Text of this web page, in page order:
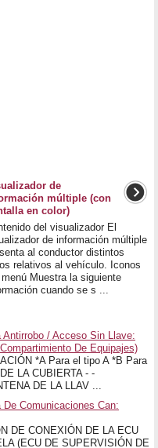
de
múltiple (con
en color)
del visualizador El
de información múltiple
al conductor distintos
relativos al vehículo. Iconos
Muestra la siguiente
cuando se s ...
/ Acceso Sin Llave:
De Equipajes)
*A Para el tipo A *B Para
LA CUBIERTA - -
DE LA LLAV ...
Comunicaciones Can:
DE CONEXIÓN DE LA ECU
(ECU DE SUPERVISIÓN DE